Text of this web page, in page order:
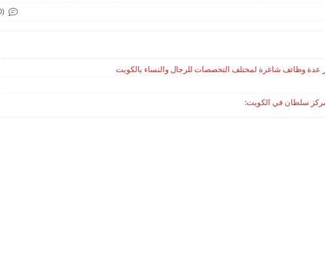
(0)
وظائف شاغرة لمختلف التخصصات للرجال والنساء بالكويت
سلطان في الكويت: